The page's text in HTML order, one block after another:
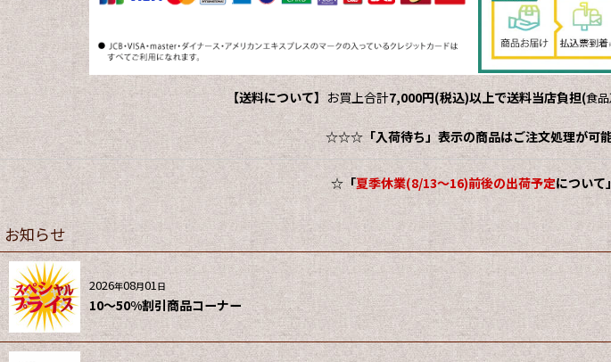
【送料について】 お買上合計7,000円(税込)以上で送料当店負担(食
☆☆☆「入荷待ち」表示の商品はご注文処理が可
☆「夏季休業(8/13～16)前後の出荷予定について
お知らせ
2026年08月01日
10～50%割引商品コーナー